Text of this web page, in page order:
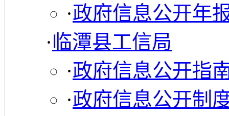
·政府信息公开年
·临潭县工信局
·政府信息公开指
·政府信息公开制